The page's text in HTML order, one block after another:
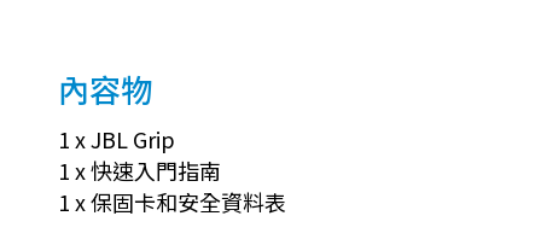
內容物
1 x JBL Grip
1 x 快速入門指南
1 x 保固卡和安全資料表